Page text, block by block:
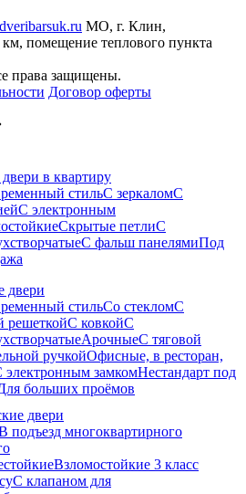
МО, г. Клин,
помещение теплового пункта
права защищены.
Договор оферты
в квартиру
стильС зеркаломС
С электронным
Скрытые петлиС
С фальш панелямиПод
двери
стильСо стекломС
решеткойС ковкойС
АрочныеС тяговой
ручкойОфисные, в ресторан,
электронным замкомНестандарт под
больших проёмов
двери
подъезд многоквартирного
Взломостойкие 3 класс
С клапаном для